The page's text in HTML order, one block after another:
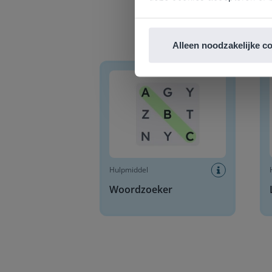
Alleen noodzakelijke
Hulpmiddel
Woordzoeker